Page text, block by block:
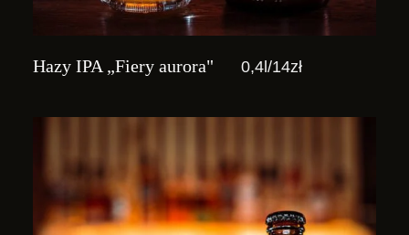
Hazy IPA „Fiery aurora" 0,4l/14zł